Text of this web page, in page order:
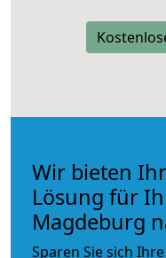
Wir bieten
Lösung für
Magdeburg
Sparen Sie sich